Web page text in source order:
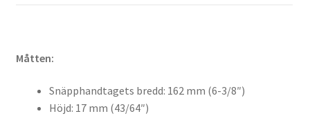
Måtten:
Snäpphandtagets bredd: 162 mm (6-3/8″)
Höjd: 17 mm (43/64″)